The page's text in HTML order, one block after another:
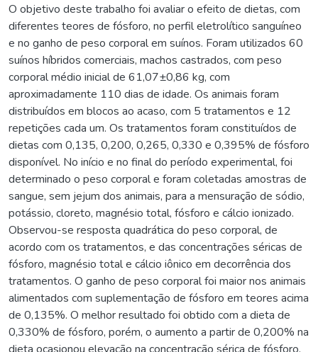
O objetivo deste trabalho foi avaliar o efeito de dietas, com
diferentes teores de fósforo, no perfil eletrolítico sanguíneo
e no ganho de peso corporal em suínos. Foram utilizados 60
suínos híbridos comerciais, machos castrados, com peso
corporal médio inicial de 61,07±0,86 kg, com
aproximadamente 110 dias de idade. Os animais foram
distribuídos em blocos ao acaso, com 5 tratamentos e 12
repetições cada um. Os tratamentos foram constituídos de
dietas com 0,135, 0,200, 0,265, 0,330 e 0,395% de fósforo
disponível. No início e no final do período experimental, foi
determinado o peso corporal e foram coletadas amostras de
sangue, sem jejum dos animais, para a mensuração de sódio,
potássio, cloreto, magnésio total, fósforo e cálcio ionizado.
Observou-se resposta quadrática do peso corporal, de
acordo com os tratamentos, e das concentrações séricas de
fósforo, magnésio total e cálcio iônico em decorrência dos
tratamentos. O ganho de peso corporal foi maior nos animais
alimentados com suplementação de fósforo em teores acima
de 0,135%. O melhor resultado foi obtido com a dieta de
0,330% de fósforo, porém, o aumento a partir de 0,200% na